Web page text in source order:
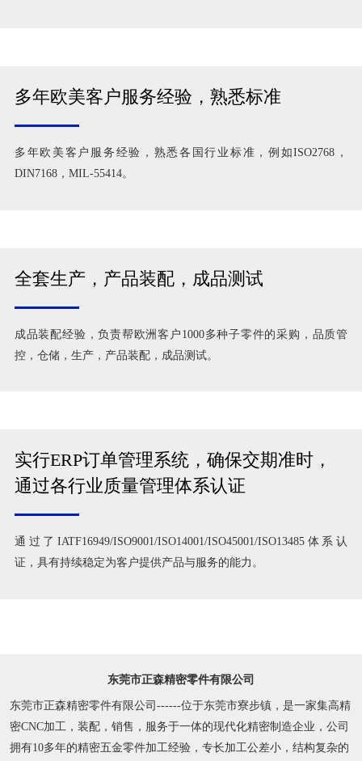
多年欧美客户服务经验，熟悉标准
多年欧美客户服务经验，熟悉各国行业标准，例如ISO2768，
DIN7168，MIL-55414。
全套生产，产品装配，成品测试
成品装配经验，负责帮欧洲客户1000多种子零件的采购，品质管
控，仓储，生产，产品装配，成品测试。
实行ERP订单管理系统，确保交期准时，
通过各行业质量管理体系认证
通过了IATF16949/ISO9001/ISO14001/ISO45001/ISO13485体系认
证，具有持续稳定为客户提供产品与服务的能力。
东莞市正森精密零件有限公司
东莞市正森精密零件有限公司------位于东莞市寮步镇，是一家集高精
密CNC加工，装配，销售，服务于一体的现代化精密制造企业，公司
拥有10多年的精密五金零件加工经验，专长加工公差小，结构复杂的